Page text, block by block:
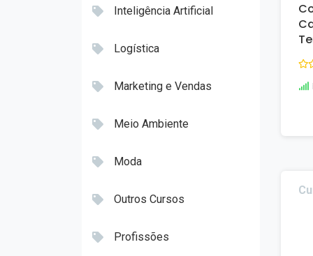
Inteligência Artificial
Logística
Marketing e Vendas
Meio Ambiente
Moda
Outros Cursos
Profissões